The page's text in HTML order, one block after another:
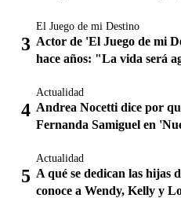
El Juego de mi Destino
Actor de 'El Juego de mi
hace años: "La vida será
Actualidad
Andrea Nocetti dice por
Fernanda Samiguel en
Actualidad
A qué se dedican las hijas
conoce a Wendy, Kelly y